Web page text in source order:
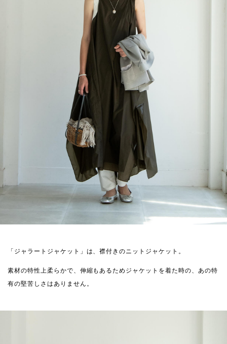
「ジャラートジャケット」は、襟付きのニットジャケット。
素材の特性上柔らかで、伸縮もあるためジャケットを着た時の、あの特
有の堅苦しさはありません。